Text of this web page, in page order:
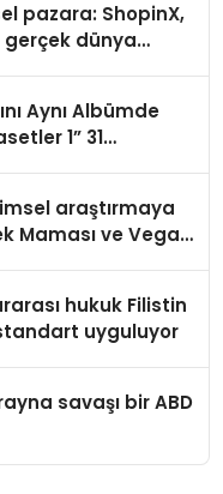
pazara: ShopinX,
dünya
Aynı Albümde
1” 31
araştırmaya
Maması ve Vegan
hukuk Filistin
uyguluyor
savaşı bir ABD